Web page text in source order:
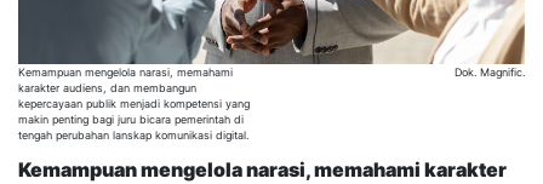
Kemampuan mengelola narasi, memahami
karakter audiens, dan membangun
kepercayaan publik menjadi kompetensi yang
makin penting bagi juru bicara pemerintah di
tengah perubahan lanskap komunikasi digital.
Dok. Magnific.
Kemampuan mengelola narasi, memahami karakter